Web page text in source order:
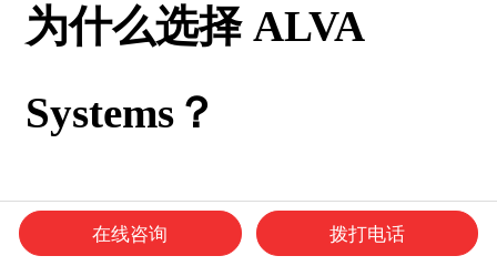
为什么选择 ALVA
Systems？
在线咨询 拨打电话